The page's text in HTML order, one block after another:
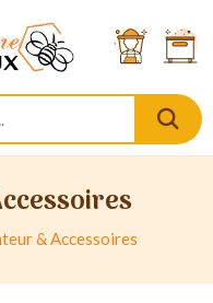
& Accessoires